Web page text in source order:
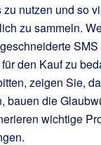
zu nutzen und so
zu sammeln.
den Kauf zu
zeigen Sie,
bauen die
wichtige